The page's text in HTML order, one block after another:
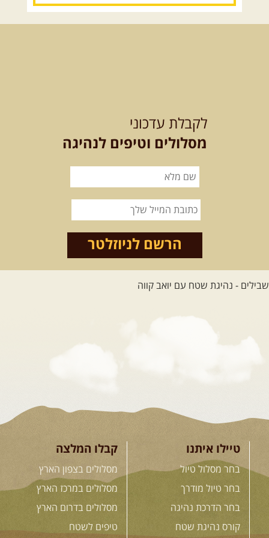
14.08.2026 שישי- מעיינות
מסעות בעולם
קירגיסטאן – בעקבות הנוודים,
והמרגשות בעולם. קירגיסטאן היא לא ...
26.08-02.09.2026 - גאורגיה,
המגדלים של הקווקז
הקווקז הגבוה מחכה לכם: נתיבי שטח
מרהיבים, פסגות מושלגות, אירוח ...
[המשך]
בין רכס הקווקז הנמוך לגבוה, בין נהרות
שוצפים למעברי הרים ...
לכל המסעות בעולם
לקבלת עדכוני
מסלולים וטיפים לנהיגה
הרשם לניוזלטר
טיילו איתנו
בחר מסלול טיול
בחר טיול מודרך
בחר הדרכת נהיגה
קורס נהיגת שטח
קבלו המלצה
מסלולים בצפון הארץ
מסלולים במרכז הארץ
מסלולים בדרום הארץ
טיפים לשטח